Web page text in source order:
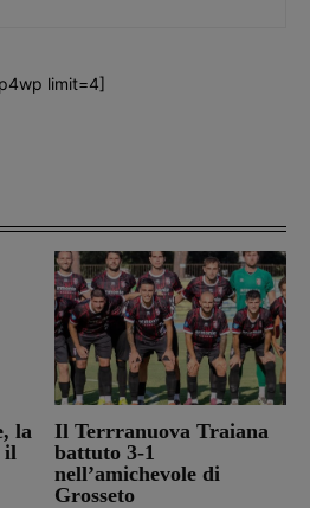
la
il
Il Terrranuova Traiana
battuto 3-1
nell’amichevole di
Grosseto
limit=4]